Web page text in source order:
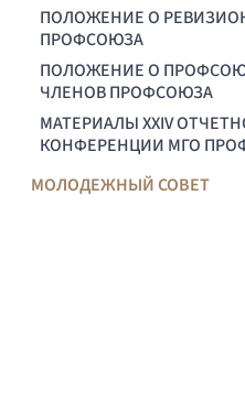
ПОЛОЖЕНИЕ О
ПРОФСОЮЗА
ПОЛОЖЕНИЕ О
ЧЛЕНОВ ПРОФСОЮЗА
МАТЕРИАЛЫ XXIV
КОНФЕРЕНЦИИ МГО
МОЛОДЕЖНЫЙ СОВЕТ